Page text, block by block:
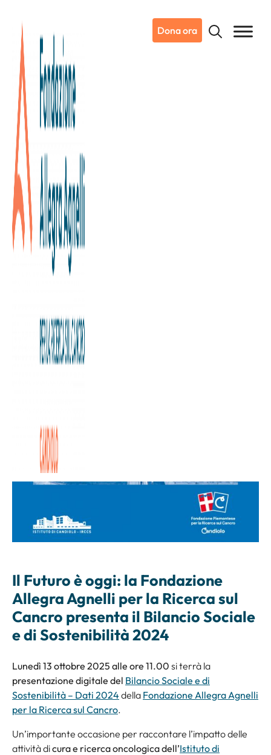
Dona ora
08/10/2025
Notizie da Candiolo
Presentazione del Bilancio
Sociale e di Sostenibilità – Dati
2024
Il Futuro è oggi: la Fondazione
Allegra Agnelli per la Ricerca sul
Cancro presenta il Bilancio Sociale
e di Sostenibilità 2024
Lunedì 13 ottobre 2025 alle ore 11.00 si terrà la
presentazione digitale del Bilancio Sociale e di
Sostenibilità – Dati 2024 della Fondazione Allegra Agnelli
per la Ricerca sul Cancro.
Un’importante occasione per raccontare l’impatto delle
attività dicura e ricerca oncologica dell’Istituto di